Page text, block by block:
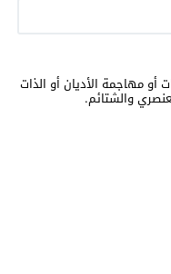
أو مهاجمة الأديان أو الذات
والشتائم.